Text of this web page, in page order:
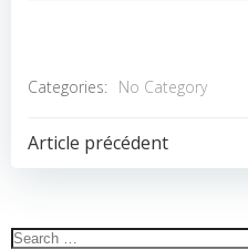
Categories: No Category
POST
Article précédent
Search